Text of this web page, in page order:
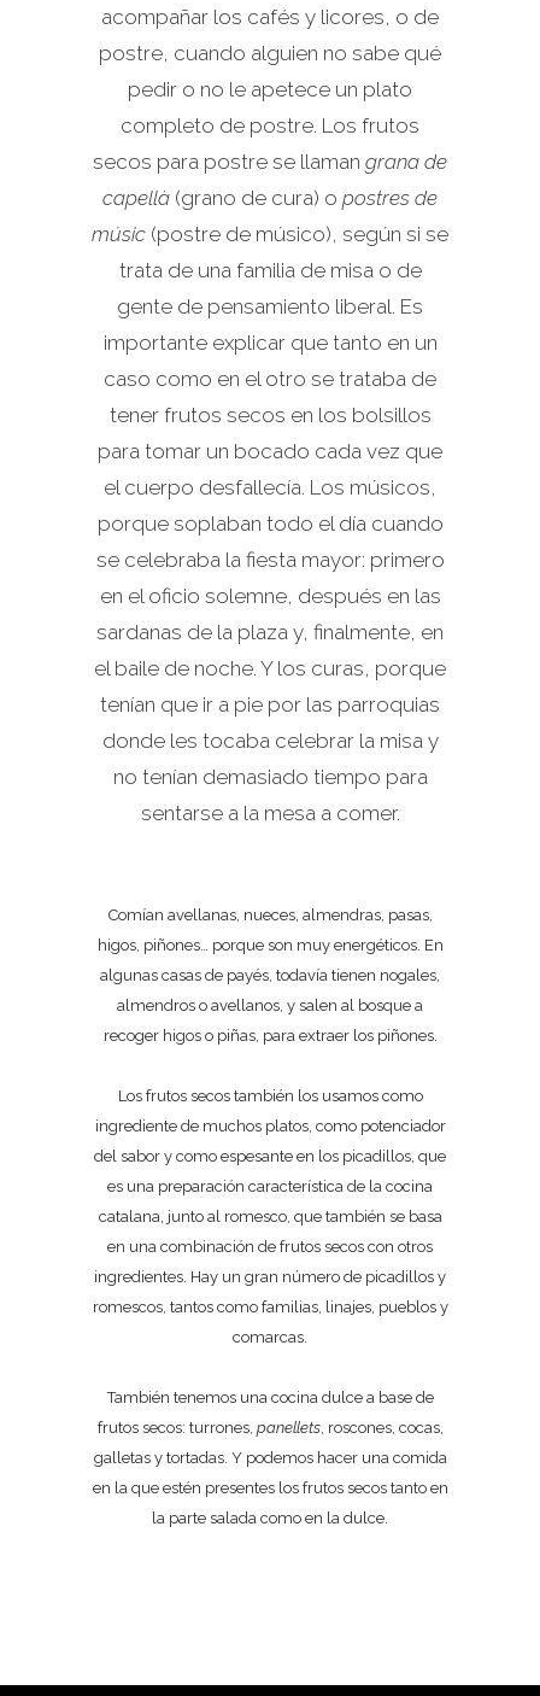
acompañar los cafés y licores, o de
postre, cuando alguien no sabe qué
pedir o no le apetece un plato
completo de postre. Los frutos
secos para postre se llaman grana de
capellà (grano de cura) o postres de
músic (postre de músico), según si se
trata de una familia de misa o de
gente de pensamiento liberal. Es
importante explicar que tanto en un
caso como en el otro se trataba de
tener frutos secos en los bolsillos
para tomar un bocado cada vez que
el cuerpo desfallecía. Los músicos,
porque soplaban todo el día cuando
se celebraba la fiesta mayor: primero
en el oficio solemne, después en las
sardanas de la plaza y, finalmente, en
el baile de noche. Y los curas, porque
tenían que ir a pie por las parroquias
donde les tocaba celebrar la misa y
no tenían demasiado tiempo para
sentarse a la mesa a comer.
Comían avellanas, nueces, almendras, pasas,
higos, piñones… porque son muy energéticos. En
algunas casas de payés, todavía tienen nogales,
almendros o avellanos, y salen al bosque a
recoger higos o piñas, para extraer los piñones.
Los frutos secos también los usamos como
ingrediente de muchos platos, como potenciador
del sabor y como espesante en los picadillos, que
es una preparación característica de la cocina
catalana, junto al romesco, que también se basa
en una combinación de frutos secos con otros
ingredientes. Hay un gran número de picadillos y
romescos, tantos como familias, linajes, pueblos y
comarcas.
También tenemos una cocina dulce a base de
frutos secos: turrones, panellets, roscones, cocas,
galletas y tortadas. Y podemos hacer una comida
en la que estén presentes los frutos secos tanto en
la parte salada como en la dulce.